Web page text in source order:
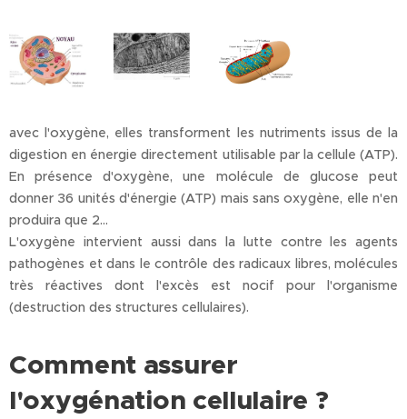
avec l'oxygène, elles transforment les nutriments issus de la
digestion en énergie directement utilisable par la cellule (ATP).
En présence d'oxygène, une molécule de glucose peut
donner 36 unités d'énergie (ATP) mais sans oxygène, elle n'en
produira que 2...
L'oxygène intervient aussi dans la lutte contre les agents
pathogènes et dans le contrôle des radicaux libres, molécules
très réactives dont l'excès est nocif pour l'organisme
(destruction des structures cellulaires).
Comment assurer
l'oxygénation cellulaire ?